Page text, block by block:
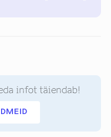
infot täiendab!